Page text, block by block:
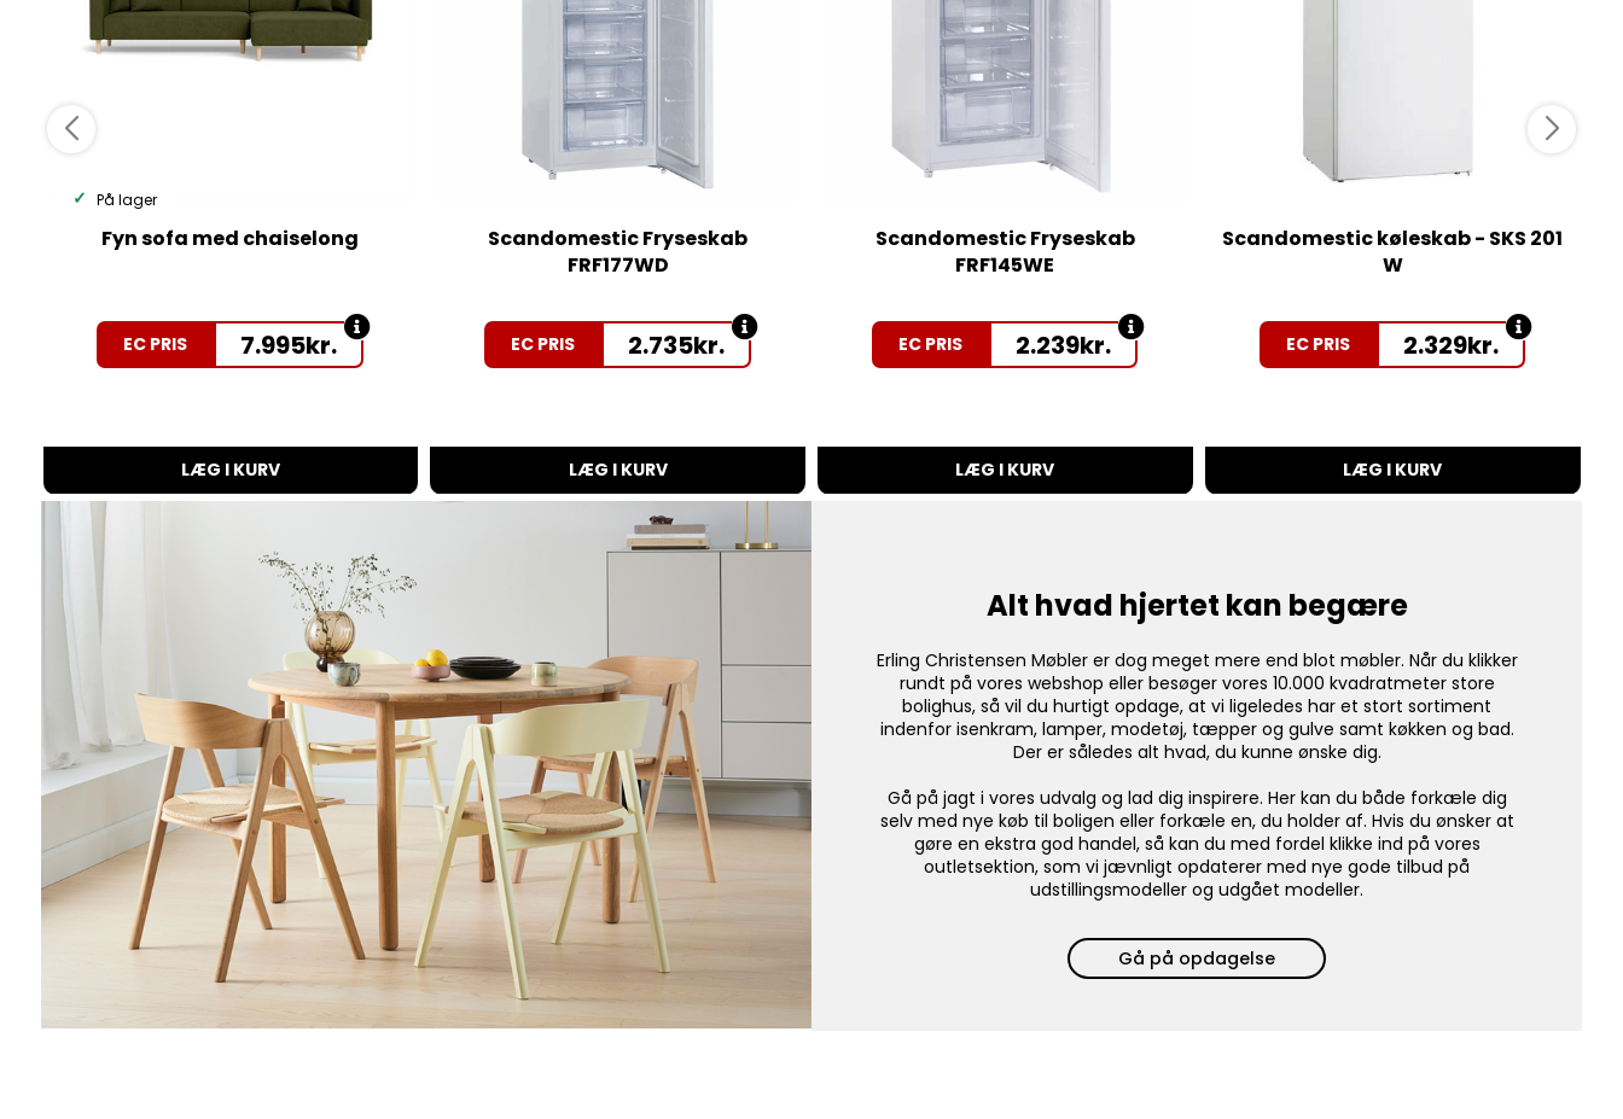
På lager
Fyn sofa med chaiselong
EC PRIS 7.995kr.
LÆG I KURV
Scandomestic Fryseskab
FRF177WD
EC PRIS 2.735kr.
LÆG I KURV
Scandomestic Fryseskab
FRF145WE
EC PRIS 2.239kr.
LÆG I KURV
Scandomestic køleskab - SKS 201
W
EC PRIS 2.329kr.
LÆG I KURV
Alt hvad hjertet kan begære
Erling Christensen Møbler er dog meget mere end blot møbler. Når du klikker
rundt på vores webshop eller besøger vores 10.000 kvadratmeter store
bolighus, så vil du hurtigt opdage, at vi ligeledes har et stort sortiment
indenfor isenkram, lamper, modetøj, tæpper og gulve samt køkken og bad.
Der er således alt hvad, du kunne ønske dig.
Gå på jagt i vores udvalg og lad dig inspirere. Her kan du både forkæle dig
selv med nye køb til boligen eller forkæle en, du holder af. Hvis du ønsker at
gøre en ekstra god handel, så kan du med fordel klikke ind på vores
outletsektion, som vi jævnligt opdaterer med nye gode tilbud på
udstillingsmodeller og udgået modeller.
Gå på opdagelse